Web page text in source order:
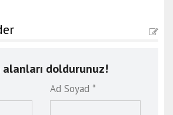
doldurunuz!
Ad Soyad *